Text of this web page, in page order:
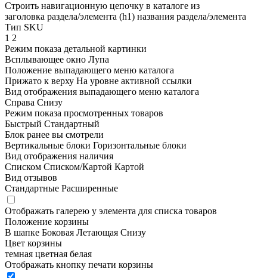
Строить навигационную цепочку в каталоге из
заголовка раздела/элемента (h1) названия раздела/элемента
Тип SKU
1 2
Режим показа детальной картинки
Всплывающее окно Лупа
Положение выпадающего меню каталога
Прижато к верху На уровне активной ссылки
Вид отображения выпадающего меню каталога
Справа Снизу
Режим показа просмотренных товаров
Быстрый Стандартный
Блок ранее вы смотрели
Вертикальные блоки Горизонтальные блоки
Вид отображения наличия
Списком Списком/Картой Картой
Вид отзывов
Стандартные Расширенные
Отображать галерею у элемента для списка товаров
Положение корзины
В шапке Боковая Летающая Снизу
Цвет корзины
темная цветная белая
Отображать кнопку печати корзины